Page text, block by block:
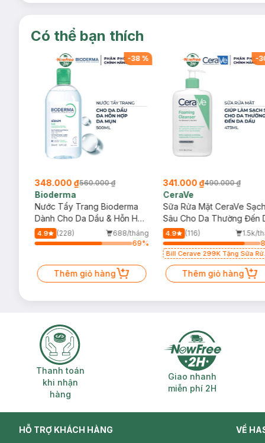
Có thể bạn thích
-38%
348.000 ₫560.000 ₫
Bioderma
Nước Tẩy Trang Bioderma
Dành Cho Da Dầu & Hỗn Hợp
500ml
4.9 (228)
688/tháng
69%
Thêm giỏ hàng
-
341.000 ₫490.000 ₫
CeraVe
Sữa Rửa Mặt CeraVe
Sâu Cho Da Thường Đến
Dầu 473ml
4.9 (116)
1.5k/
Bill Cerave 299K Tặng Sữa
Thêm giỏ hàng
Thanh toán khi nhận hàng
Thanh toán
khi nhận
hàng
Giao nhanh
Giao nhanh
miễn phí 2H
HỖ TRỢ KHÁCH HÀNG VỀ